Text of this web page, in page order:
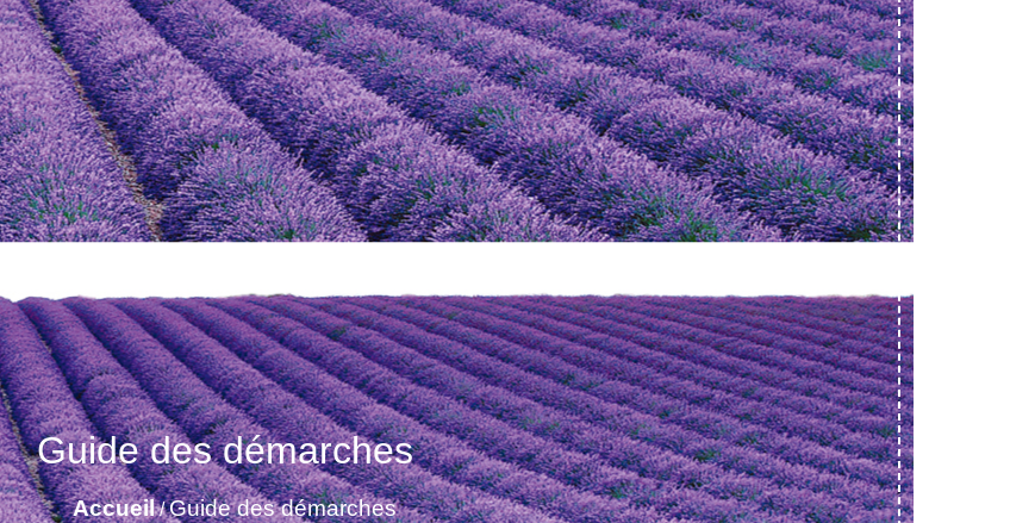
Guide des démarches
Accueil/Guide des démarches